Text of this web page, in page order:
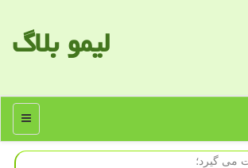
لیمو بلاگ
منو
می گیرد؛